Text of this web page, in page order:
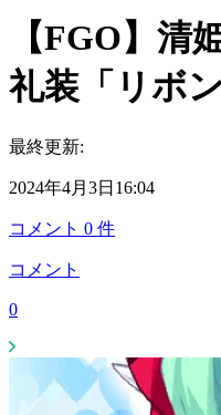
【FGO】清
礼装「リボ
最終更新:
2024年4月3日16:04
コメント 0 件
コメント
0